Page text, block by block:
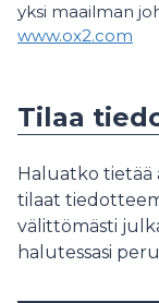
yksi maailman
www.ox2.com
Tilaa
Haluatko tietää
tilaat
välittömästi
halutessasi